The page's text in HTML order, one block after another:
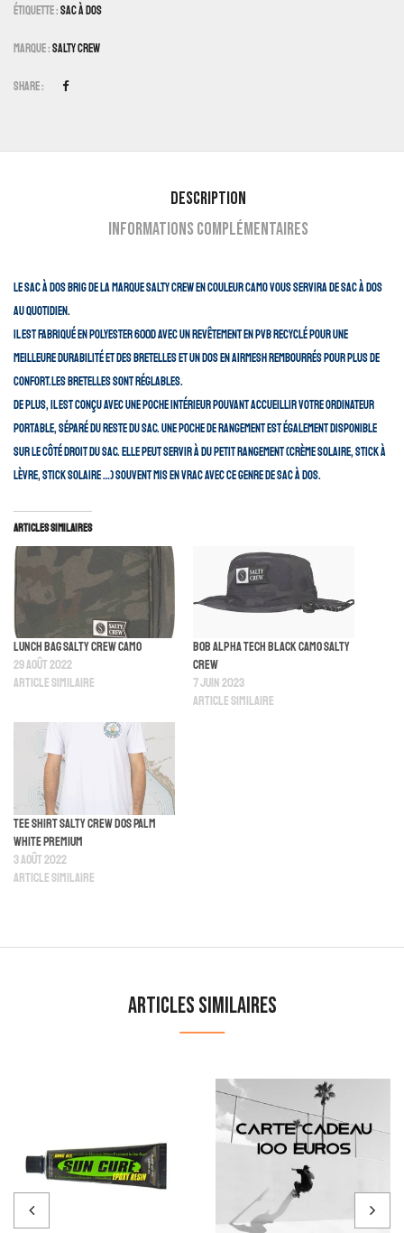
Étiquette :Sac À Dos
Marque :Salty Crew
Share :
Description
Informations complémentaires
Le sac à dos Brig de la marque Salty Crew en couleur CAMO vous servira de sac à dos
au quotidien.
Il est fabriqué en polyester 600D avec un revêtement en PVB recyclé pour une
meilleure durabilité et des bretelles et un dos en airmesh rembourrés pour plus de
confort.les bretelles sont réglables.
De plus, il est conçu avec une poche intérieur pouvant accueillir votre ordinateur
portable, séparé du reste du sac. une poche de rangement est également disponible
sur le côté droit du sac. Elle peut servir à du petit rangement (crème solaire, stick à
lèvre, stick solaire …) souvent mis en vrac avec ce genre de sac à dos.
Articles similaires
Lunch Bag Salty Crew Camo
29 août 2022
Article similaire
Bob Alpha Tech Black Camo Salty
Crew
7 juin 2023
Article similaire
Tee Shirt Salty Crew Dos Palm
White Premium
3 août 2022
Article similaire
Articles similaires